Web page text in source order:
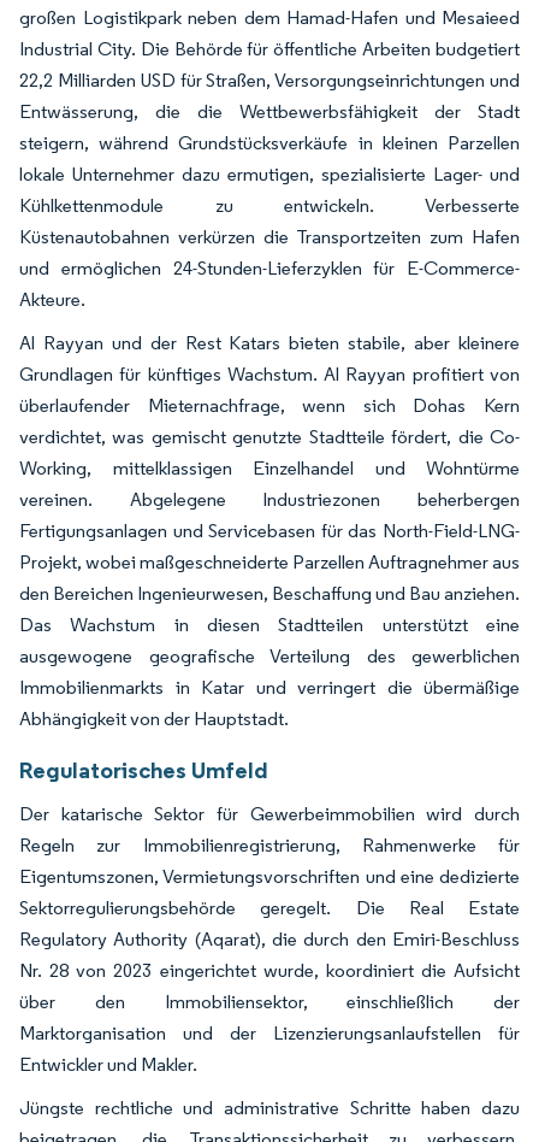
großen Logistikpark neben dem Hamad-Hafen und Mesaieed
Industrial City. Die Behörde für öffentliche Arbeiten budgetiert
22,2 Milliarden USD für Straßen, Versorgungseinrichtungen und
Entwässerung, die die Wettbewerbsfähigkeit der Stadt
steigern, während Grundstücksverkäufe in kleinen Parzellen
lokale Unternehmer dazu ermutigen, spezialisierte Lager- und
Kühlkettenmodule zu entwickeln. Verbesserte
Küstenautobahnen verkürzen die Transportzeiten zum Hafen
und ermöglichen 24-Stunden-Lieferzyklen für E-Commerce-
Akteure.
Al Rayyan und der Rest Katars bieten stabile, aber kleinere
Grundlagen für künftiges Wachstum. Al Rayyan profitiert von
überlaufender Mieternachfrage, wenn sich Dohas Kern
verdichtet, was gemischt genutzte Stadtteile fördert, die Co-
Working, mittelklassigen Einzelhandel und Wohntürme
vereinen. Abgelegene Industriezonen beherbergen
Fertigungsanlagen und Servicebasen für das North-Field-LNG-
Projekt, wobei maßgeschneiderte Parzellen Auftragnehmer aus
den Bereichen Ingenieurwesen, Beschaffung und Bau anziehen.
Das Wachstum in diesen Stadtteilen unterstützt eine
ausgewogene geografische Verteilung des gewerblichen
Immobilienmarkts in Katar und verringert die übermäßige
Abhängigkeit von der Hauptstadt.
Regulatorisches Umfeld
Der katarische Sektor für Gewerbeimmobilien wird durch
Regeln zur Immobilienregistrierung, Rahmenwerke für
Eigentumszonen, Vermietungsvorschriften und eine dedizierte
Sektorregulierungsbehörde geregelt. Die Real Estate
Regulatory Authority (Aqarat), die durch den Emiri-Beschluss
Nr. 28 von 2023 eingerichtet wurde, koordiniert die Aufsicht
über den Immobiliensektor, einschließlich der
Marktorganisation und der Lizenzierungsanlaufstellen für
Entwickler und Makler.
Jüngste rechtliche und administrative Schritte haben dazu